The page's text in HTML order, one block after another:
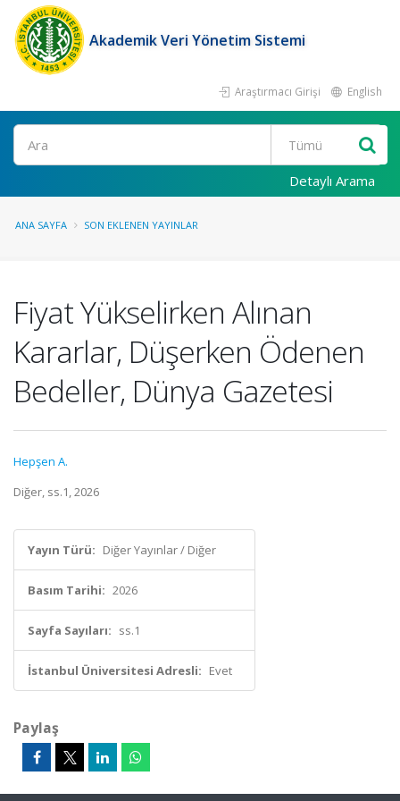
Akademik Veri Yönetim Sistemi
Araştırmacı Girişi English
Ara
Detaylı Arama
ANA SAYFA SON EKLENEN YAYINLAR
Fiyat Yükselirken Alınan
Kararlar, Düşerken Ödenen
Bedeller, Dünya Gazetesi
Hepşen A.
Diğer, ss.1, 2026
Yayın Türü: Diğer Yayınlar / Diğer
Basım Tarihi: 2026
Sayfa Sayıları: ss.1
İstanbul Üniversitesi Adresli: Evet
Paylaş